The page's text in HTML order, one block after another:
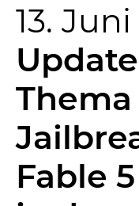
13.
Thema
Fable